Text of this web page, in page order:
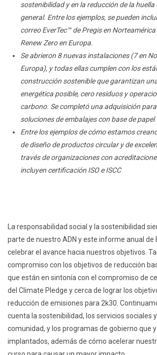
sostenibilidad y en la reducción de la huella
general. Entre los ejemplos, se pueden
correo EverTec™ de Pregis en
Renew Zero en Europa.
Se abrieron 8 nuevas instalaciones (7 en
Europa), y todas ellas cumplen con los
construcción sostenible que garantizan
energética posible, cero residuos y
carbono. Se completó una adquisición
soluciones de embalajes con base de papel
Entre los ejemplos de cómo estamos
de diseño de productos circular y de
través de organizaciones con
incluyen certificación ISO e ISCC
La responsabilidad social y la sostenibilidad
parte de nuestro ADN y este informe anual de
celebrar el avance hacia nuestros objetivos.
compromiso con los objetivos de reducción
que están en sintonía con el compromiso de
del Climate Pledge y cerca de lograr los
reducción de emisiones para 2k30.
cuenta la sostenibilidad, los servicios sociales
comunidad, y los programas de gobierno que
implantados, además de cómo acelerar